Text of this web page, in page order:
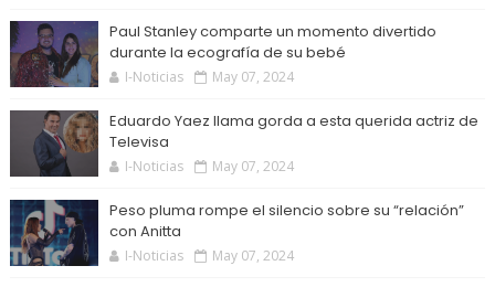
Paul Stanley comparte un momento divertido
durante la ecografía de su bebé
I-Noticias May 07, 2024
Eduardo Yaez llama gorda a esta querida actriz de
Televisa
I-Noticias May 07, 2024
Peso pluma rompe el silencio sobre su “relación”
con Anitta
I-Noticias May 07, 2024